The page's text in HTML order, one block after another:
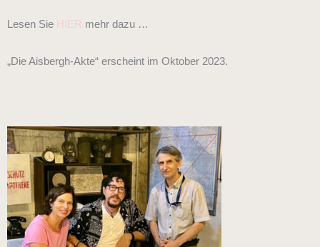
Lesen Sie HIER mehr dazu …
„Die Aisbergh-Akte“ erscheint im Oktober 2023.